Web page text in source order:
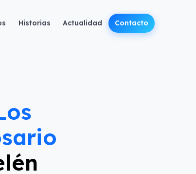
Historias Actualidad Contacto